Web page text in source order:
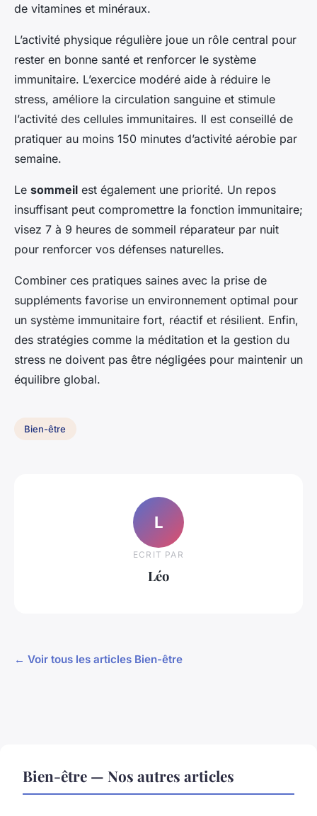
de vitamines et minéraux.
L’activité physique régulière joue un rôle central pour
rester en bonne santé et renforcer le système
immunitaire. L’exercice modéré aide à réduire le
stress, améliore la circulation sanguine et stimule
l’activité des cellules immunitaires. Il est conseillé de
pratiquer au moins 150 minutes d’activité aérobie par
semaine.
Le sommeil est également une priorité. Un repos
insuffisant peut compromettre la fonction immunitaire;
visez 7 à 9 heures de sommeil réparateur par nuit
pour renforcer vos défenses naturelles.
Combiner ces pratiques saines avec la prise de
suppléments favorise un environnement optimal pour
un système immunitaire fort, réactif et résilient. Enfin,
des stratégies comme la méditation et la gestion du
stress ne doivent pas être négligées pour maintenir un
équilibre global.
Bien-être
L
ECRIT PAR
Léo
← Voir tous les articles Bien-être
Bien-être — Nos autres articles